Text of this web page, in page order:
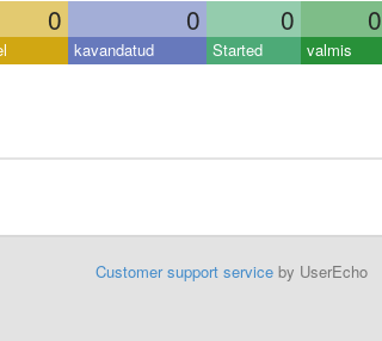
0 0 0 0
kavandatud Started valmis
Customer support serviceby UserEcho